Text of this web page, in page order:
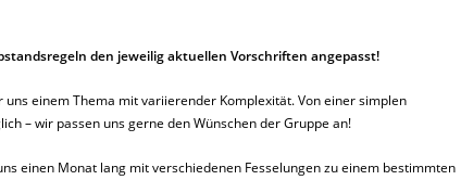
den jeweilig aktuellen Vorschriften angepasst!
einem Thema mit variierender Komplexität. Von einer simplen
– wir passen uns gerne den Wünschen der Gruppe an!
einen Monat lang mit verschiedenen Fesselungen zu einem bestimmten